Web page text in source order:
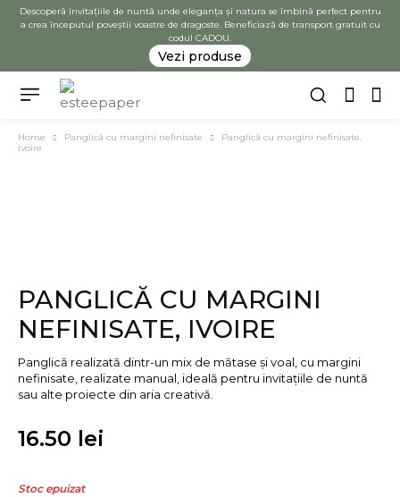
Descoperă invitațiile de nuntă unde eleganța și natura se îmbină perfect pentru
a crea începutul poveștii voastre de dragoste. Beneficiază de transport gratuit cu
codul CADOU.
Vezi produse
Home Panglică cu margini nefinisate
Panglică cu margini nefinisate,
ivoire
PANGLICĂ CU MARGINI
NEFINISATE, IVOIRE
Panglică realizată dintr-un mix de mătase și voal, cu margini
nefinisate, realizate manual, ideală pentru invitațiile de nuntă
sau alte proiecte din aria creativă.
16.50 lei
Stoc epuizat